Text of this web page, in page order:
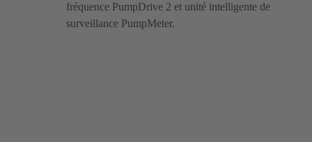
fréquence PumpDrive 2 et unité intelligente de
surveillance PumpMeter.